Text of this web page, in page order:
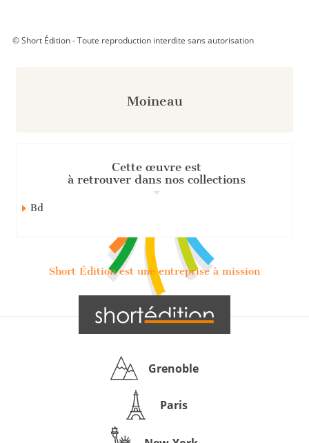
Moineau
Cette œuvre est
à retrouver dans nos collections
Bd
© Short Édition - Toute reproduction interdite sans autorisation
Short Édition est une entreprise à mission
Grenoble
Paris